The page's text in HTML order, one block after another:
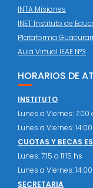
INTA Misiones
INET Instituto de
Plataforma Guacurari
Aula Virtual IEAE N°3
HORARIOS DE
INSTITUTO
Lunes a Viernes: 7:00
Lunes a Viernes:
CUOTAS Y BECAS
Lunes: 7:15 a 11:15 hs
Lunes a Viernes:
SECRETARIA